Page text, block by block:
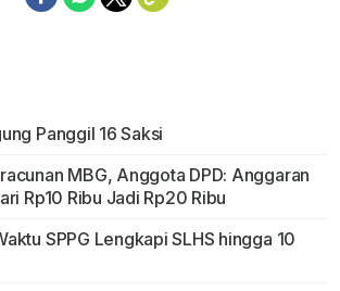
Panggil 16 Saksi
MBG, Anggota DPD: Anggaran
Rp10 Ribu Jadi Rp20 Ribu
SPPG Lengkapi SLHS hingga 10